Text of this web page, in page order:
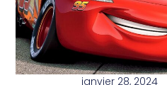
janvier 28, 2024